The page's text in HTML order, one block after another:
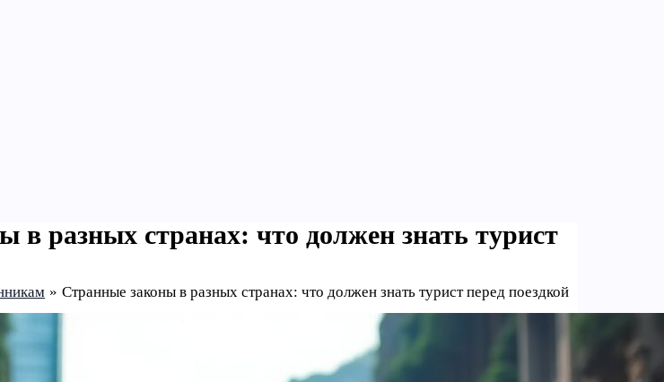
в разных странах: что должен знать турист
Странные законы в разных странах: что должен знать турист перед поездкой